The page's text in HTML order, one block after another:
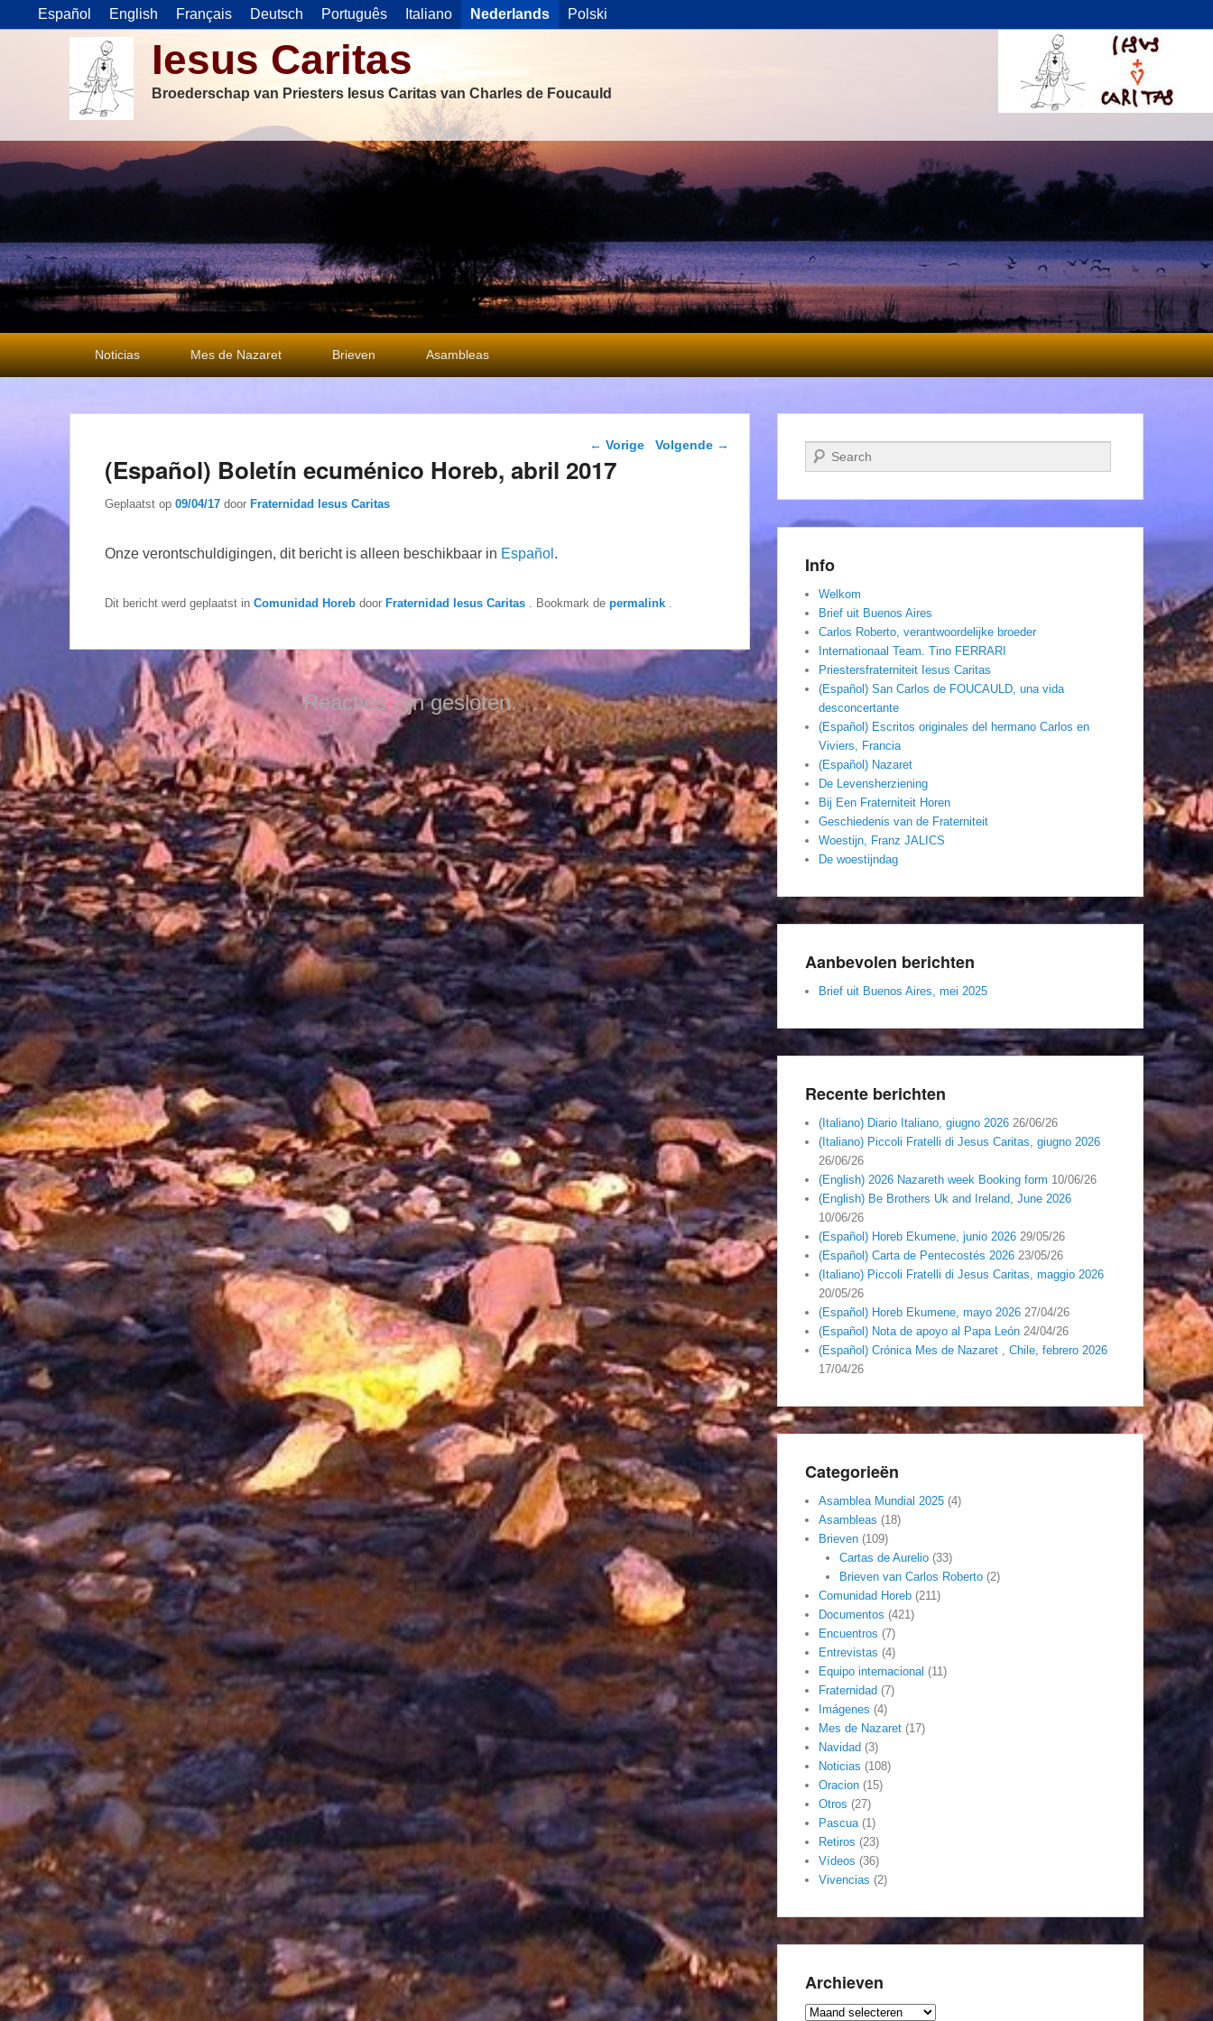
Español English Français Deutsch Português Italiano Nederlands Polski
Iesus Caritas
Broederschap van Priesters Iesus Caritas van Charles de Foucauld
Primair
menu
Noticias Mes de Nazaret Brieven Asambleas
Berichtnavigatie
← Vorige Volgende →
(Español) Boletín ecuménico Horeb, abril 2017
Geplaatst op 09/04/17 door Fraternidad Iesus Caritas
Onze verontschuldigingen, dit bericht is alleen beschikbaar in Español .
Dit bericht werd geplaatst in Comunidad Horeb door Fraternidad Iesus Caritas . Bookmark de permalink
Reacties zijn gesloten.
Zoeken
Info
Welkom
Brief uit Buenos Aires
Carlos Roberto, verantwoordelijke broeder
Internationaal Team. Tino FERRARI
Priestersfraterniteit Iesus Caritas
(Español) San Carlos de FOUCAULD, una vida
desconcertante
(Español) Escritos originales del hermano Carlos en
Viviers, Francia
(Español) Nazaret
De Levensherziening
Bij Een Fraterniteit Horen
Geschiedenis van de Fraterniteit
Woestijn, Franz JALICS
De woestijndag
Aanbevolen berichten
Brief uit Buenos Aires, mei 2025
Recente berichten
(Italiano) Diario Italiano, giugno 2026 26/06/26
(Italiano) Piccoli Fratelli di Jesus Caritas, giugno 2026
26/06/26
(English) 2026 Nazareth week Booking form 10/06/26
(English) Be Brothers Uk and Ireland, June 2026
10/06/26
(Español) Horeb Ekumene, junio 2026 29/05/26
(Español) Carta de Pentecostés 2026 23/05/26
(Italiano) Piccoli Fratelli di Jesus Caritas, maggio 2026
20/05/26
(Español) Horeb Ekumene, mayo 2026 27/04/26
(Español) Nota de apoyo al Papa León 24/04/26
(Español) Crónica Mes de Nazaret , Chile, febrero 2026
17/04/26
Categorieën
Asamblea Mundial 2025 (4)
Asambleas (18)
Brieven (109)
Cartas de Aurelio(33)
Brieven van Carlos Roberto(2)
Comunidad Horeb (211)
Documentos (421)
Encuentros (7)
Entrevistas (4)
Equipo internacional (11)
Fraternidad (7)
Imágenes (4)
Mes de Nazaret (17)
Navidad (3)
Noticias (108)
Oracion (15)
Otros (27)
Pascua(1)
Retiros (23)
Vídeos (36)
Vivencias (2)
Archieven
Archieven